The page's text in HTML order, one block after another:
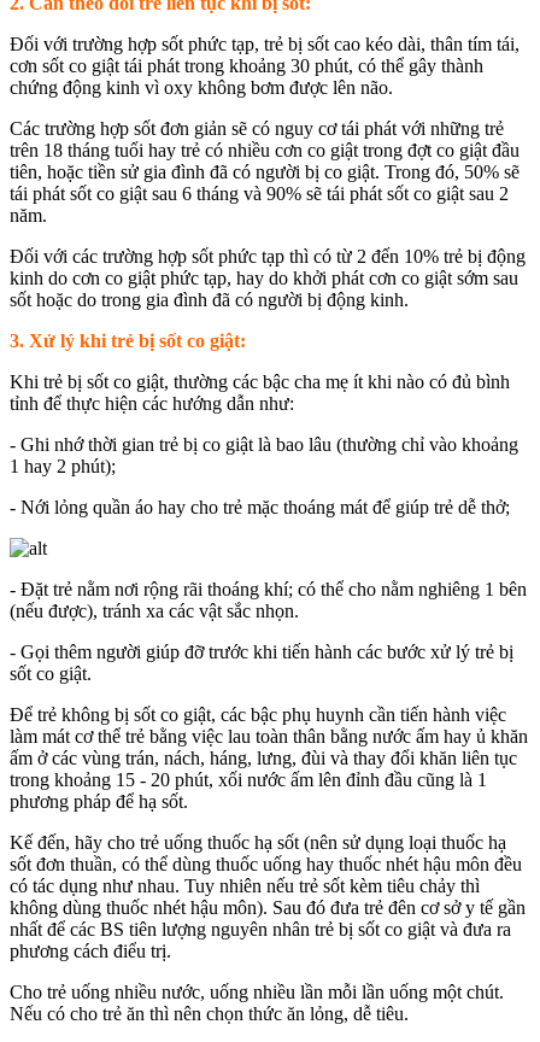
Đối với trường hợp sốt phức tạp, trẻ bị sốt cao kéo dài, thân tím tái,
cơn sốt co giật tái phát trong khoảng 30 phút, có thể gây thành
chứng động kinh vì oxy không bơm được lên não.
Các trường hợp sốt đơn giản sẽ có nguy cơ tái phát với những trẻ
trên 18 tháng tuổi hay trẻ có nhiều cơn co giật trong đợt co giật đầu
tiên, hoặc tiền sử gia đình đã có người bị co giật. Trong đó, 50% sẽ
tái phát sốt co giật sau 6 tháng và 90% sẽ tái phát sốt co giật sau 2
năm.
Đối với các trường hợp sốt phức tạp thì có từ 2 đến 10% trẻ bị động
kinh do cơn co giật phức tạp, hay do khởi phát cơn co giật sớm sau
sốt hoặc do trong gia đình đã có người bị động kinh.
3. Xử lý khi trẻ bị sốt co giật:
Khi trẻ bị sốt co giật, thường các bậc cha mẹ ít khi nào có đủ bình
tỉnh để thực hiện các hướng dẫn như:
- Ghi nhớ thời gian trẻ bị co giật là bao lâu (thường chỉ vào khoảng
1 hay 2 phút);
- Nới lỏng quần áo hay cho trẻ mặc thoáng mát để giúp trẻ dễ thở;
- Đặt trẻ nằm nơi rộng rãi thoáng khí; có thể cho nằm nghiêng 1 bên
(nếu được), tránh xa các vật sắc nhọn.
- Gọi thêm người giúp đỡ trước khi tiến hành các bước xử lý trẻ bị
sốt co giật.
Để trẻ không bị sốt co giật, các bậc phụ huynh cần tiến hành việc
làm mát cơ thể trẻ bằng việc lau toàn thân bằng nước ấm hay ủ khăn
ấm ở các vùng trán, nách, háng, lưng, đùi và thay đổi khăn liên tục
trong khoảng 15 - 20 phút, xối nước ấm lên đỉnh đầu cũng là 1
phương pháp để hạ sốt.
Kế đến, hãy cho trẻ uống thuốc hạ sốt (nên sử dụng loại thuốc hạ
sốt đơn thuần, có thể dùng thuốc uống hay thuốc nhét hậu môn đều
có tác dụng như nhau. Tuy nhiên nếu trẻ sốt kèm tiêu chảy thì
không dùng thuốc nhét hậu môn). Sau đó đưa trẻ đên cơ sở y tế gần
nhất để các BS tiên lượng nguyên nhân trẻ bị sốt co giật và đưa ra
phương cách điểu trị.
Cho trẻ uống nhiều nước, uống nhiều lần mỗi lần uống một chút.
Nếu có cho trẻ ăn thì nên chọn thức ăn lỏng, dễ tiêu.